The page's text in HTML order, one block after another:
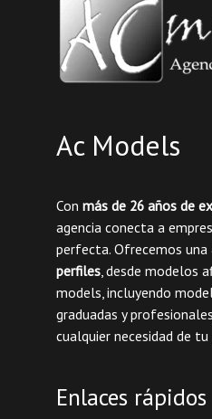
Ac Models
Con más de 26 años de
agencia conecta a
perfecta. Ofrecemos una
perfiles, desde modelos
models, incluyendo
graduadas y
cualquier necesidad de
Enlaces rápidos